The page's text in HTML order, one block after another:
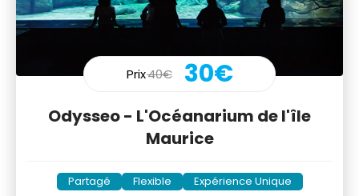
Prix40€ 30€
Odysseo - L'Océanarium de l'île
Maurice
Partagé Flexible Expérience Unique